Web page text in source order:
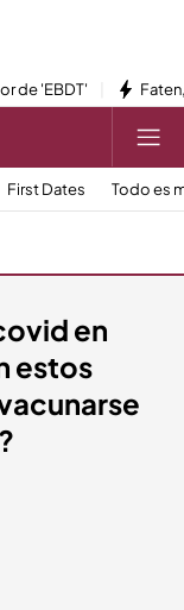
de 'EBDT'
First Dates Todo es
en
estos